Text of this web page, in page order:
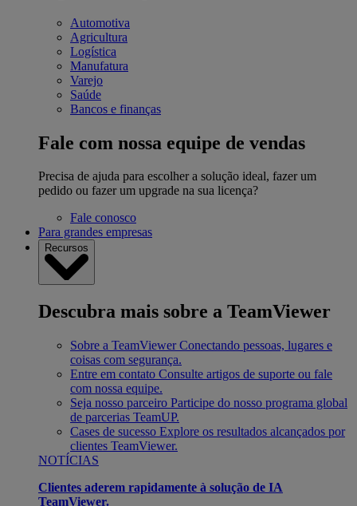
Automotiva
Agricultura
Logística
Manufatura
Varejo
Saúde
Bancos e finanças
Fale com nossa equipe de vendas
Precisa de ajuda para escolher a solução ideal, fazer um
pedido ou fazer um upgrade na sua licença?
Fale conosco
Para grandes empresas
Recursos
Descubra mais sobre a TeamViewer
Sobre a TeamViewer Conectando pessoas, lugares e
coisas com segurança.
Entre em contato Consulte artigos de suporte ou fale
com nossa equipe.
Seja nosso parceiro Participe do nosso programa global
de parcerias TeamUP.
Cases de sucesso Explore os resultados alcançados por
clientes TeamViewer.
NOTÍCIAS
Clientes aderem rapidamente à solução de IA
TeamViewer.